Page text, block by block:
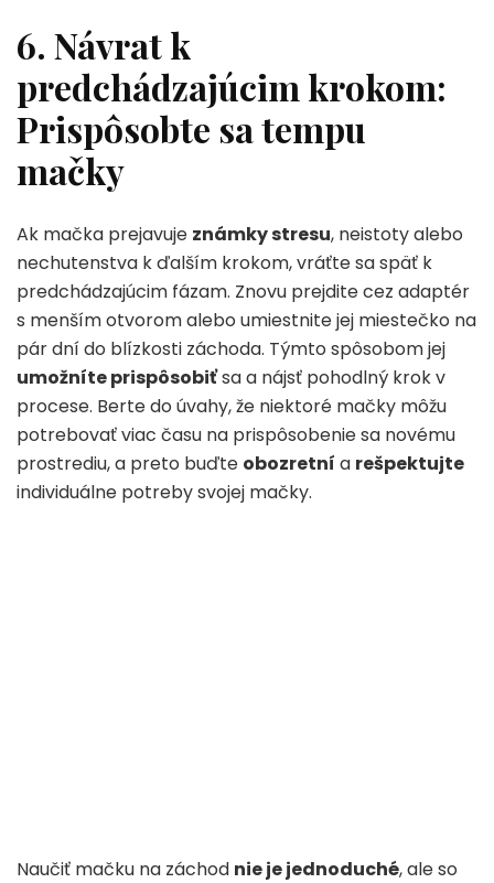
6. Návrat k
predchádzajúcim krokom:
Prispôsobte sa tempu
mačky
Ak mačka prejavuje známky stresu, neistoty alebo
nechutenstva k ďalším krokom, vráťte sa späť k
predchádzajúcim fázam. Znovu prejdite cez adaptér
s menším otvorom alebo umiestnite jej miestečko na
pár dní do blízkosti záchoda. Týmto spôsobom jej
umožníte prispôsobiťsa a nájsť pohodlný krok v
procese. Berte do úvahy, že niektoré mačky môžu
potrebovať viac času na prispôsobenie sa novému
prostrediu, a preto buďte obozretní a rešpektujte
individuálne potreby svojej mačky.
Naučiť mačku na záchod nie je jednoduché, ale so